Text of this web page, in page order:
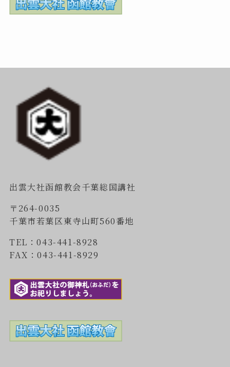
出雲大社函館教会千葉総国講社
〒264-0035
千葉市若葉区東寺山町560番地
TEL：043-441-8928
FAX：043-441-8929